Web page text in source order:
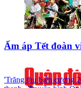
Ấm áp Tết đoàn
'Trăng thu biên cương